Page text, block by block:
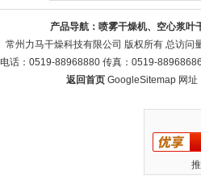
产品导航： 喷雾干燥机、空心浆叶
常州力马干燥科技有限公司 版权所有 总访问
电话：0519-88968880 传真：0519-
返回首页 GoogleSitemap 网